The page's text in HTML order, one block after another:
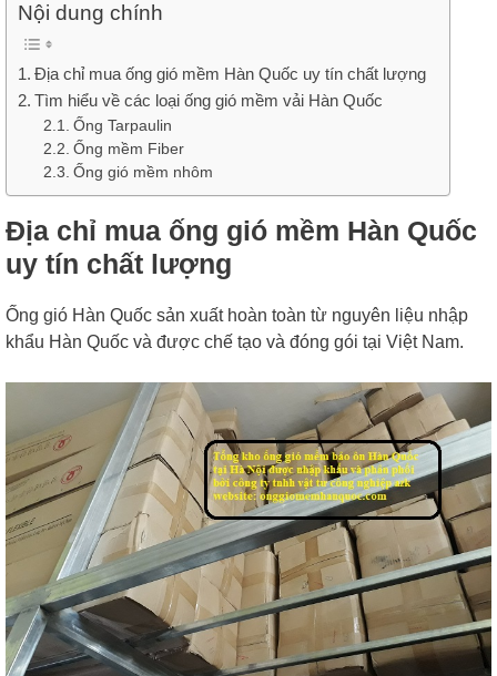
Nội dung chính
Địa chỉ mua ống gió mềm Hàn Quốc uy tín chất lượng
Tìm hiểu về các loại ống gió mềm vải Hàn Quốc
Ống Tarpaulin
Ống mềm Fiber
Ống gió mềm nhôm
Địa chỉ mua ống gió mềm Hàn Quốc
uy tín chất lượng
Ống gió Hàn Quốc sản xuất hoàn toàn từ nguyên liệu nhập
khẩu Hàn Quốc và được chế tạo và đóng gói tại Việt Nam.